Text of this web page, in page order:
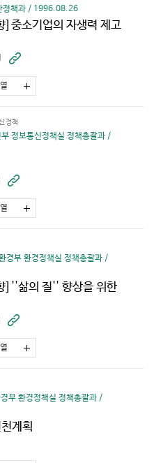
정책과 / 1996.08.26
]중소기업의 자생력 제고
바
기
정책
정보통신정책실 정책총괄과 /
바
기
경부 환경정책실 정책총괄과 /
]''삶의 질'' 향상을 위한
바
기
부 환경정책실 정책총괄과 /
계획